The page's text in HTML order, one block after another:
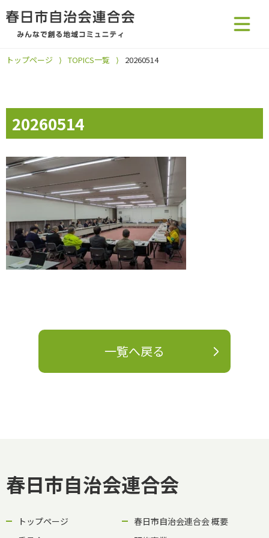
トップページ ⟩ TOPICS一覧 ⟩ 20260514
20260514
一覧へ戻る
春日市自治会連合会
トップページ
春日市自治会連合会 概要